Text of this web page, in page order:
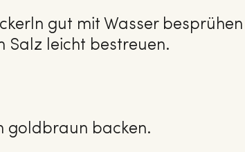
gut mit Wasser besprühen
Salz leicht bestreuen.
goldbraun backen.